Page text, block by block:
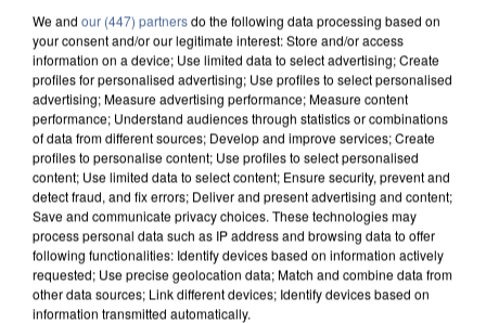
We and our (447) partnersdo the following data processing based on
your consent and/or our legitimate interest: Store and/or access
information on a device; Use limited data to select advertising; Create
profiles for personalised advertising; Use profiles to select personalised
advertising; Measure advertising performance; Measure content
performance; Understand audiences through statistics or combinations
of data from different sources; Develop and improve services; Create
profiles to personalise content; Use profiles to select personalised
content; Use limited data to select content; Ensure security, prevent and
detect fraud, and fix errors; Deliver and present advertising and content;
Save and communicate privacy choices. These technologies may
process personal data such as IP address and browsing data to offer
following functionalities: Identify devices based on information actively
requested; Use precise geolocation data; Match and combine data from
other data sources; Link different devices; Identify devices based on
information transmitted automatically.